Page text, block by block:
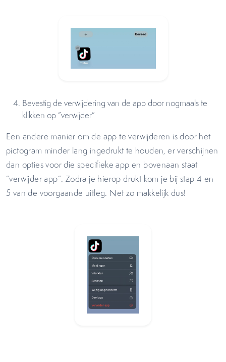
Bevestig de verwijdering van de app door nogmaals te
klikken op “verwijder”
Een andere manier om de app te verwijderen is door het
pictogram minder lang ingedrukt te houden, er verschijnen
dan opties voor die specifieke app en bovenaan staat
“verwijder app”. Zodra je hierop drukt kom je bij stap 4 en
5 van de voorgaande uitleg. Net zo makkelijk dus!